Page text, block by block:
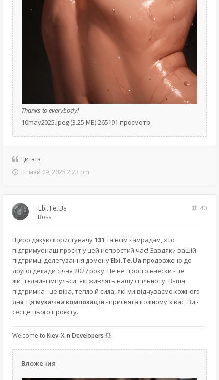
Thanks to everybody!
10may2025.jpeg (3.25 МБ) 265191 просмотр
Цитата
Пт май 09, 2025 2:23 pm
Ebi.Te.Ua
40
Boss
Щиро дякую користувачу131 та всім камрадам, хто
підтримує наш проєкт у цей непростий час! Завдяки вашій
підтримці делегування домену Ebi.Te.Ua продовжено до
другої декади січня 2027 року. Це не просто внески - це
життєдайні імпульси, які живлять нашу спільноту. Ваша
підтримка - це віра, тепло й сила, які ми відчуваємо кожного
дня. Ця музична композиція - присвята кожному з вас. Ви -
серце цього проєкту.
Welcome to Kiev-X.In Developers 💥
Вложения